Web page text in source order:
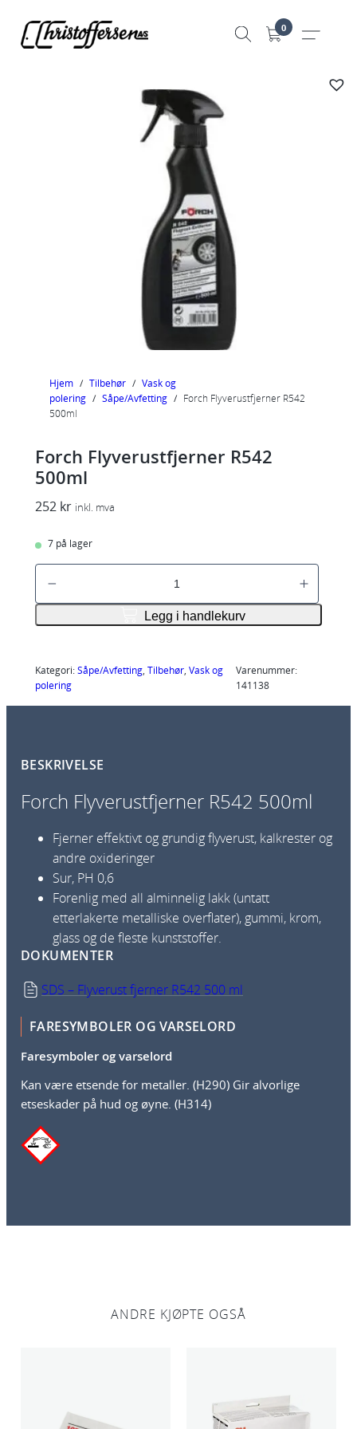
0
Hjem / Tilbehør / Vask og
polering / Såpe/Avfetting / Forch Flyverustfjerner R542
500ml
Forch Flyverustfjerner R542
500ml
252 kr inkl. mva
7 på lager
F
F
l
r
s
e
R
4
2
0
0
m
l
a
a
Legg i handlekurv
Kategori:Såpe/Avfetting, Tilbehør, Vask og
polering
Varenummer:
141138
BESKRIVELSE
Forch Flyverustfjerner R542 500ml
Fjerner effektivt og grundig flyverust, kalkrester og
andre oxideringer
Sur, PH 0,6
Forenlig med all alminnelig lakk (untatt
etterlakerte metalliske overflater), gummi, krom,
glass og de fleste kunststoffer.
DOKUMENTER
SDS – Flyverust fjerner R542 500 ml
FARESYMBOLER OG VARSELORD
Faresymboler og varselord
Kan være etsende for metaller. (H290) Gir alvorlige
etseskader på hud og øyne. (H314)
ANDRE KJØPTE OGSÅ